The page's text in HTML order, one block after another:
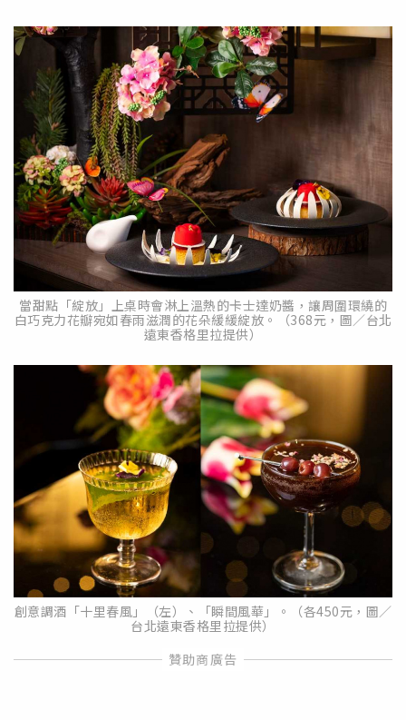
當甜點「綻放」上桌時會淋上溫熱的卡士達奶醬，讓周圍環繞的
白巧克力花瓣宛如春雨滋潤的花朵緩緩綻放。（368元，圖／台北
遠東香格里拉提供）
創意調酒「十里春風」（左）、「瞬間風華」。（各450元，圖／
台北遠東香格里拉提供）